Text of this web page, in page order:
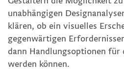
unabhängigen
klären, ob ein visuelles
gegenwärtigen
dann Handlungsoptionen
werden können.